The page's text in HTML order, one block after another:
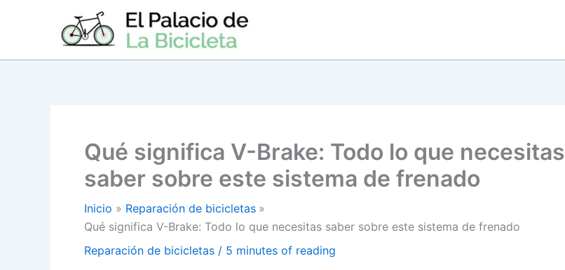
Qué significa V-Brake: Todo lo que necesitas
saber sobre este sistema de frenado
Inicio
Reparación de bicicletas
Qué significa V-Brake: Todo lo que necesitas saber sobre este sistema de frenado
Reparación de bicicletas / 5 minutes of reading